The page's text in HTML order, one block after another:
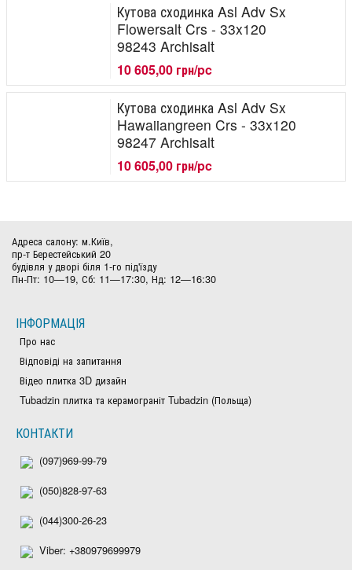
Кутова сходинка Asl Adv Sx
Flowersalt Crs - 33x120
98243 Archisalt
10 605,00 грн/pc
Кутова сходинка Asl Adv Sx
Hawaiiangreen Crs - 33x120
98247 Archisalt
10 605,00 грн/pc
Адреса салону: м.Київ,
пр-т Берестейський 20
будівля у дворі біля 1-го під'їзду
Пн-Пт: 10—19, Сб: 11—17:30, Нд: 12—16:30
ІНФОРМАЦІЯ
Про нас
Відповіді на запитання
Відео плитка 3D дизайн
Tubadzin плитка та керамограніт Tubadzin (Польща)
КОНТАКТИ
(097)969-99-79
(050)828-97-63
(044)300-26-23
Viber: +380979699979